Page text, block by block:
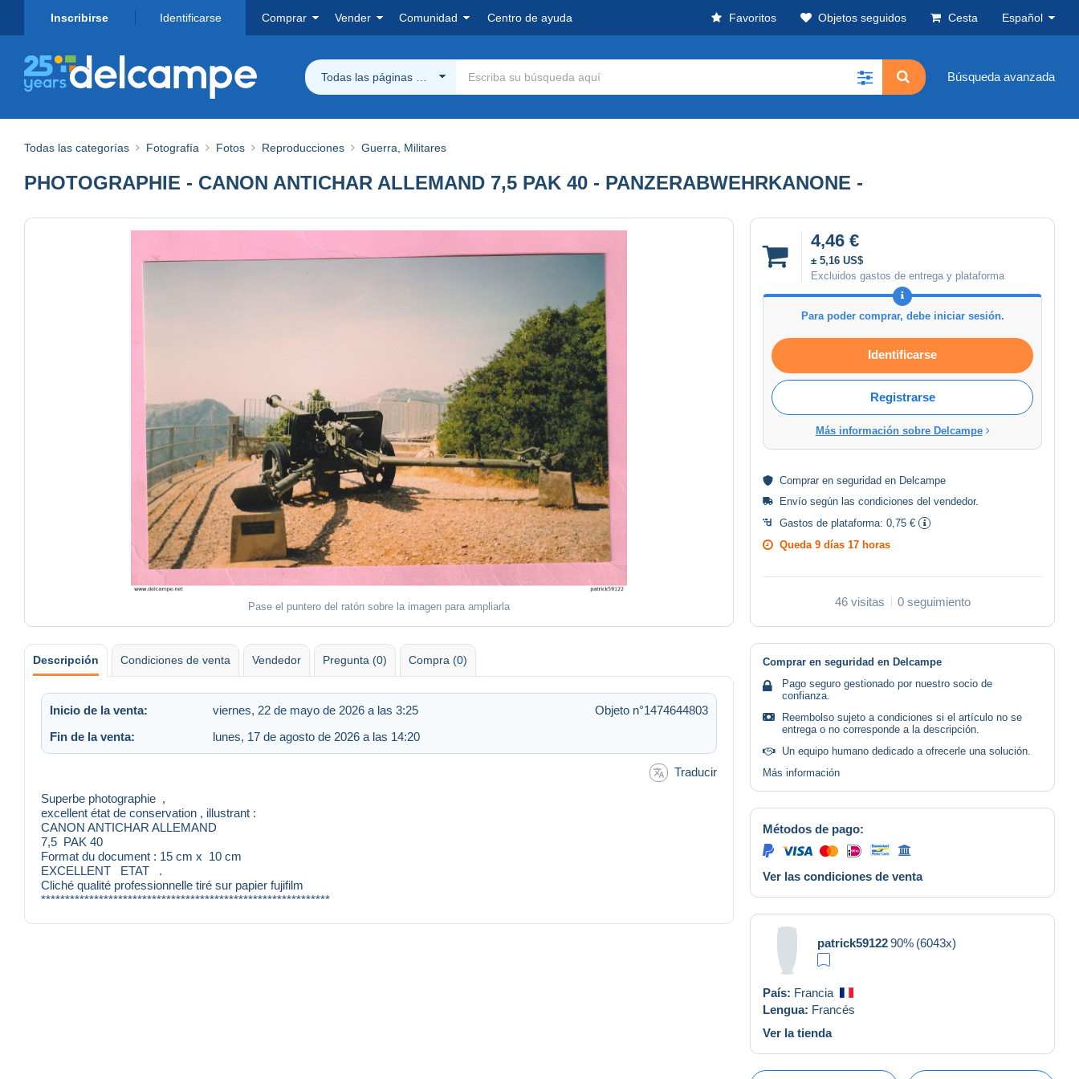
Inscribirse Identificarse Comprar Vender Comunidad Centro de ayuda Favoritos Objetos seguidos Cesta Español
Todas las páginas Delcampe Búsqueda avanzada
Todas las categorías Fotografía Fotos Reproducciones Guerra, Militares
PHOTOGRAPHIE - CANON ANTICHAR ALLEMAND 7,5 PAK 40 - PANZERABWEHRKANONE -
Pase el puntero del ratón sobre la imagen para ampliarla
4,46 €
± 5,16 US$
Excluidos gastos de entrega y plataforma
Para poder comprar, debe iniciar sesión.
Identificarse
Registrarse
Más información sobre Delcampe
Comprar en seguridad en Delcampe
Envío según las condiciones del vendedor.
Gastos de plataforma: 0,75 €
Queda 9 días 17 horas
46 visitas 0 seguimiento
Descripción Condiciones de venta Vendedor Pregunta (0) Compra (0)
Inicio de la venta: viernes, 22 de mayo de 2026 a las 3:25
Objeto n°1474644803
Fin de la venta:
lunes, 17 de agosto de 2026 a las 14:20
Traducir
Superbe photographie ,
excellent état de conservation , illustrant :
CANON ANTICHAR ALLEMAND
7,5 PAK 40
Format du document : 15 cm x 10 cm
EXCELLENT ETAT .
Cliché qualité professionnelle tiré sur papier fujifilm
************************************************************
Comprar en seguridad en Delcampe
Pago seguro gestionado por nuestro socio de
confianza.
Reembolso sujeto a condiciones si el artículo no se
entrega o no corresponde a la descripción.
Un equipo humano dedicado a ofrecerle una solución.
Más información
Métodos de pago:
Ver las condiciones de venta
patrick5912290% (6043x)
País: Francia
Lengua: Francés
Ver la tienda